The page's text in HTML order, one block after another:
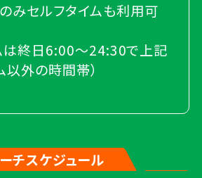
みセルフタイムも利用可
は終日6:00～24:30で上記
以外の時間帯）
チスケジュール